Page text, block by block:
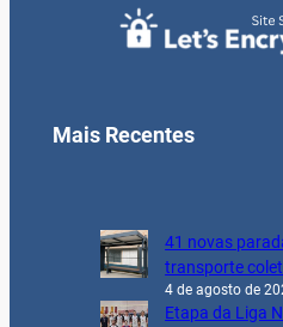
Mais Recentes
41 novas
transporte
4 de agosto de
Etapa da Liga